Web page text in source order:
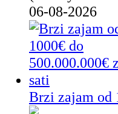
06-08-2026
Brzi zajam od